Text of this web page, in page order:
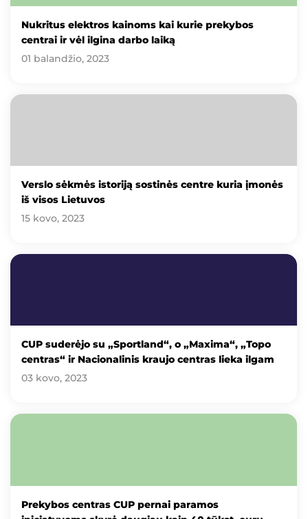
Nukritus elektros kainoms kai kurie prekybos
centrai ir vėl ilgina darbo laiką
01 balandžio, 2023
Verslo sėkmės istoriją sostinės centre kuria įmonės
iš visos Lietuvos
15 kovo, 2023
CUP suderėjo su „Sportland“, o „Maxima“, „Topo
centras“ ir Nacionalinis kraujo centras lieka ilgam
03 kovo, 2023
Prekybos centras CUP pernai paramos